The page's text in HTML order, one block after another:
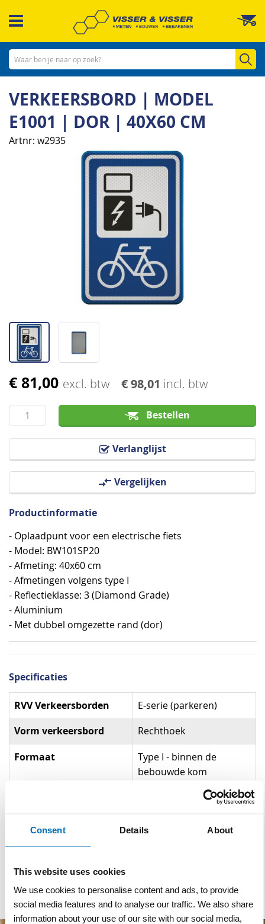
Consent Details About
This website uses cookies
We use cookies to personalise content and ads, to provide
social media features and to analyse our traffic. We also share
information about your use of our site with our social media,
naar
inhoud
VERKEERSBORD | MODEL
E1001 | DOR | 40X60 CM
Artnr w2935
€ 81,00 excl. btw € 98,01 incl. btw
Bestellen
Verlanglijst
Vergelijken
Ga
het
begin
van
Productinformatie
- Oplaadpunt voor een electrische fiets
- Model: BW101SP20
- Afmeting: 40x60 cm
- Afmetingen volgens type I
- Reflectieklasse: 3 (Diamond Grade)
- Aluminium
- Met dubbel omgezette rand (dor)
Specificaties
Specificaties
RVV Verkeersborden E-serie (parkeren)
Vorm verkeersbord Rechthoek
Formaat
Type I - binnen de
bebouwde kom
Reflectieklasse
Dubbel omgezette rand